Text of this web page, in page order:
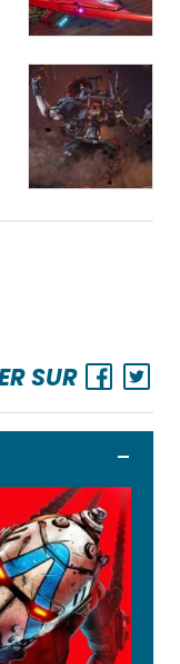
SUR